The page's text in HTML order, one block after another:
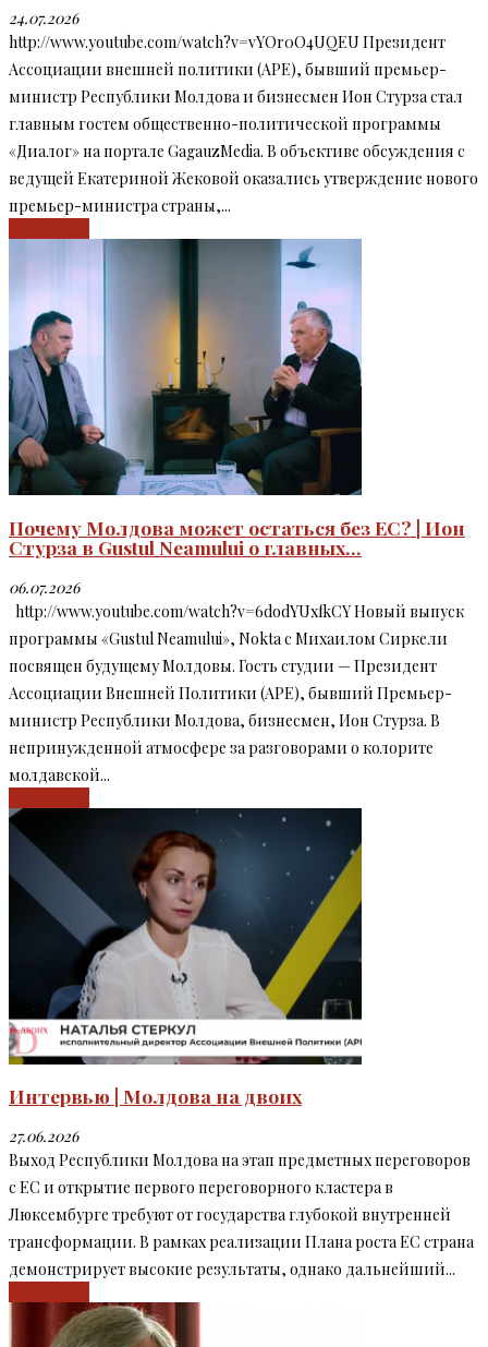
24.07.2026
http://www.youtube.com/watch?v=vYOr0O4UQEU Президент
Ассоциации внешней политики (APE), бывший премьер-
министр Республики Молдова и бизнесмен Ион Стурза стал
главным гостем общественно-политической программы
«Диалог» на портале GagauzMedia. В объективе обсуждения с
ведущей Екатериной Жековой оказались утверждение нового
премьер-министра страны,...
Почему Молдова может остаться без ЕС? | Ион
Стурза в Gustul Neamului o главных...
06.07.2026
http://www.youtube.com/watch?v=6dodYUxfkCY Новый выпуск
программы «Gustul Neamului», Nokta с Михаилом Сиркели
посвящен будущему Молдовы. Гость студии — Президент
Ассоциации Внешней Политики (APE), бывший Премьер-
министр Республики Молдова, бизнесмен, Ион Стурза. В
непринужденной атмосфере за разговорами о колорите
молдавской...
Интервью | Молдова на двоих
27.06.2026
Выход Республики Молдова на этап предметных переговоров
с ЕС и открытие первого переговорного кластера в
Люксембурге требуют от государства глубокой внутренней
трансформации. В рамках реализации Плана роста ЕС страна
демонстрирует высокие результаты, однако дальнейший...